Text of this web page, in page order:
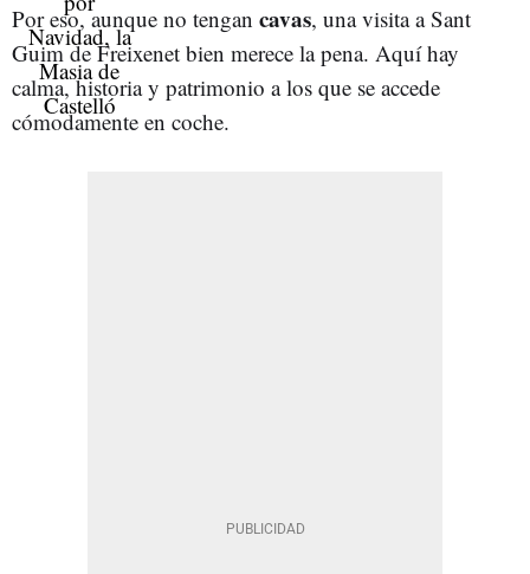
Por eso, aunque no tengan cavas, una visita a Sant
Guim de Freixenet bien merece la pena. Aquí hay
calma, historia y patrimonio a los que se accede
cómodamente en coche.